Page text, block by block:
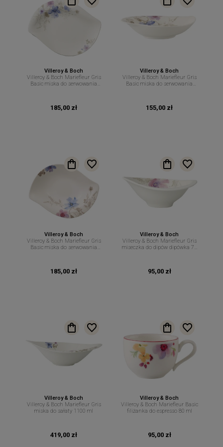
Villeroy & Boch
Villeroy & Boch Mariefleur Gris
Basic miska do serwowania
185,00 zł
Villeroy & Boch
Villeroy & Boch Mariefleur Gris
Basic miska do serwowania
155,00 zł
Villeroy & Boch
Villeroy & Boch Mariefleur Gris
Basic miska do serwowania
185,00 zł
Villeroy & Boch
Villeroy & Boch Mariefleur Gris
miseczka do dipów dipówka 70
95,00 zł
Villeroy & Boch
Villeroy & Boch Mariefleur Gris
miska do sałaty 1100 ml
419,00 zł
Villeroy & Boch
Villeroy & Boch Mariefleur Basic
filiżanka do espresso 80 ml
95,00 zł